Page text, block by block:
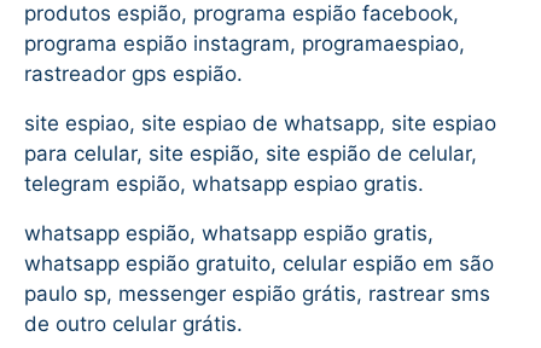
produtos espião, programa espião facebook,
programa espião instagram, programaespiao,
rastreador gps espião.
site espiao, site espiao de whatsapp, site espiao
para celular, site espião, site espião de celular,
telegram espião, whatsapp espiao gratis.
whatsapp espião, whatsapp espião gratis,
whatsapp espião gratuito, celular espião em são
paulo sp, messenger espião grátis, rastrear sms
de outro celular grátis.